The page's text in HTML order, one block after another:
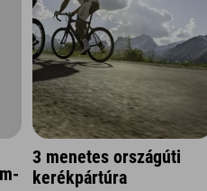
3 menetes országúti
kerékpártúra